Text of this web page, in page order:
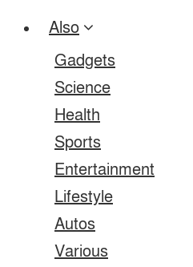
Also
Gadgets
Science
Health
Sports
Entertainment
Lifestyle
Autos
Various